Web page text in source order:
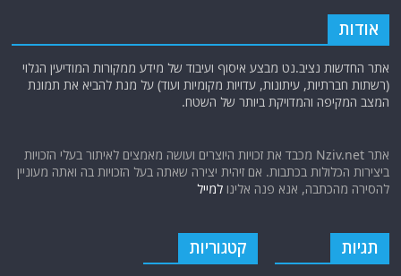
אודות
אתר החדשות נציב.נט מבצע איסוף ועיבוד של מידע ממקורות המודיעין הגלוי
(רשתות חברתיות, עיתונות, עדויות מקומיות ועוד) על מנת להביא את תמונת
המצב המקיפה והמדויקת ביותר של השטח.
אתר Nziv.net מכבד את זכויות היוצרים ועושה מאמצים לאיתור בעלי הזכויות
ביצירות הכלולות בכתבות. אם זיהית יצירה שאתה בעל הזכויות בה ואתה מעוניין
להסירה מהכתבה, אנא פנה אלינולמייל
תגיות קטגוריות